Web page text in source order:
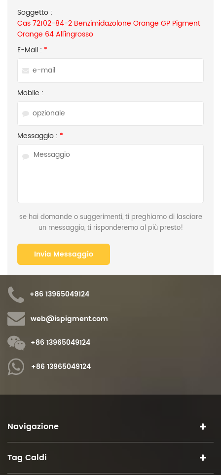
Soggetto :
Cas 72102-84-2 Benzimidazolone Orange GP Pigment
Orange 64 All'ingrosso
E-Mail : *
Mobile :
Messaggio : *
se hai domande o suggerimenti, ti preghiamo di lasciare
un messaggio, ti risponderemo al più presto!
+86 13965049124
web@ispigment.com
+86 13965049124
+86 13965049124
Navigazione
Tag Caldi